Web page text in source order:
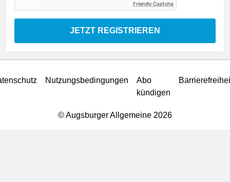
Friendly Captcha
JETZT REGISTRIEREN
Nutzungsbedingungen
Abo
kündigen
© Augsburger Allgemeine 2026